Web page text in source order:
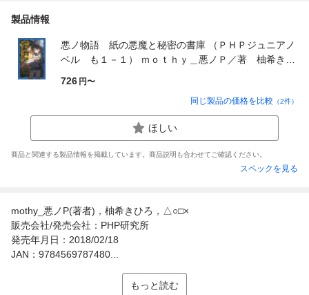
製品情報
悪ノ物語 紙の悪魔と秘密の書庫 （ＰＨＰジュニアノ
ベル も１－１） ｍｏｔｈｙ＿悪ノＰ／著 柚希きひ
726 円〜
同じ製品の価格を比較 （2件）
ほしい
商品と関連する製品情報を掲載しています。商品説明も合わせてご確認ください。
スペックを見る
mothy_悪ノP(著者)，柚希きひろ，△○□×
販売会社/発売会社：PHP研究所
発売年月日：2018/02/18
JAN：9784569787480...
もっと読む